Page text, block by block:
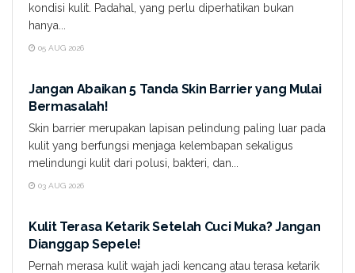
kondisi kulit. Padahal, yang perlu diperhatikan bukan
hanya...
05 AUG 2026
Jangan Abaikan 5 Tanda Skin Barrier yang Mulai
Bermasalah!
Skin barrier merupakan lapisan pelindung paling luar pada
kulit yang berfungsi menjaga kelembapan sekaligus
melindungi kulit dari polusi, bakteri, dan...
03 AUG 2026
Kulit Terasa Ketarik Setelah Cuci Muka? Jangan
Dianggap Sepele!
Pernah merasa kulit wajah jadi kencang atau terasa ketarik